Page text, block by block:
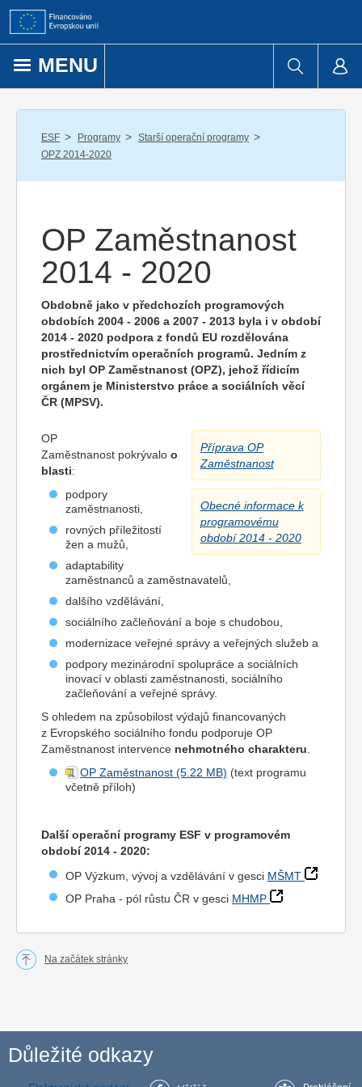
Přejít k obsahu
MENU
ESF / Programy / Starší operační programy /
OPZ 2014-2020
OP Zaměstnanost
2014 - 2020
Obdobně jako v předchozích programových
obdobích 2004 - 2006 a 2007 - 2013 byla i v období
2014 - 2020 podpora z fondů EU rozdělována
prostřednictvím operačních programů. Jedním z
nich byl OP Zaměstnanost (OPZ), jehož řídicím
orgánem je Ministerstvo práce a sociálních věcí
ČR (MPSV).
Příprava OP
Zaměstnanost
Obecné informace k
programovému
období 2014 - 2020
OP
Zaměstnanost pokrývalo o
blasti:
podpory
zaměstnanosti,
rovných příležitostí
žen a mužů,
adaptability
zaměstnanců a zaměstnavatelů,
dalšího vzdělávání,
sociálního začleňování a boje s chudobou,
modernizace veřejné správy a veřejných služeb a
podpory mezinárodní spolupráce a sociálních
inovací v oblasti zaměstnanosti, sociálního
začleňování a veřejné správy.
S ohledem na způsobilost výdajů financovaných
z Evropského sociálního fondu podporuje OP
Zaměstnanost intervence nehmotného charakteru
OP Zaměstnanost
(text programu
včetně příloh)
Další operační programy ESF v programovém
období 2014 - 2020:
OP Výzkum, vývoj a vzdělávání v gesci MŠMT
OP Praha - pól růstu ČR v gesci MHMP
Na začátek stránky
Důležité odkazy